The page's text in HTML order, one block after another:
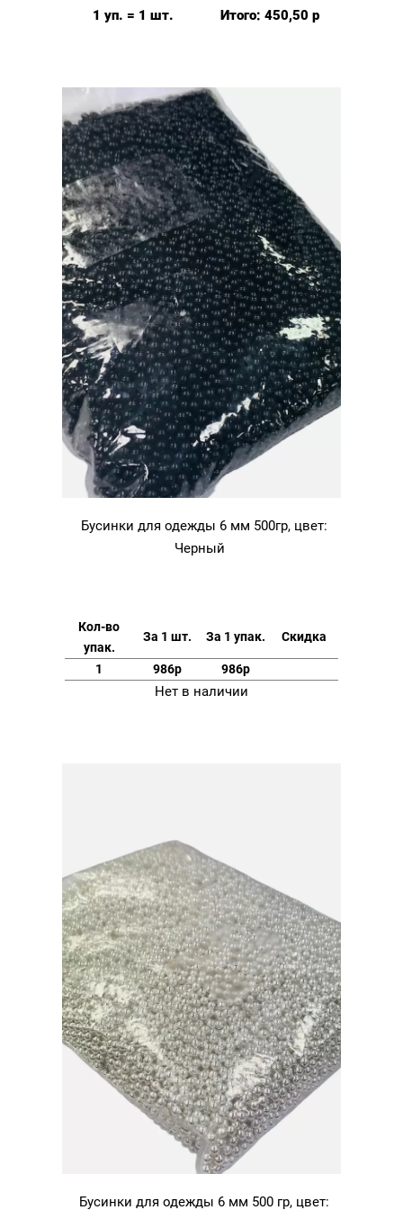
1 уп. = 1 шт. Итого: 450,50 р
Бусинки для одежды 6 мм 500гр, цвет:
Черный
Кол-во
упак.
За 1 шт. За 1 упак. Скидка
1 986р 986р
Нет в наличии
Бусинки для одежды 6 мм 500 гр, цвет: